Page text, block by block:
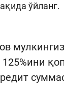
ўйланг.